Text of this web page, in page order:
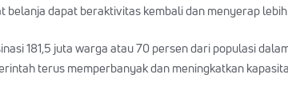
belanja dapat beraktivitas kembali dan menyerap
181,5 juta warga atau 70 persen dari populasi
terus memperbanyak dan meningkatkan